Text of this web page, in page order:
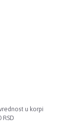
u korpi